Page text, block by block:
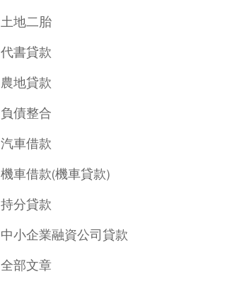
土地二胎
代書貸款
農地貸款
負債整合
汽車借款
機車借款(機車貸款)
持分貸款
中小企業融資公司貸款
全部文章